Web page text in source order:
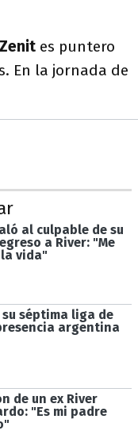
Zenit es puntero
En la jornada de
al culpable de su
a River: "Me
vida"
séptima liga de
argentina
de un ex River
"Es mi padre